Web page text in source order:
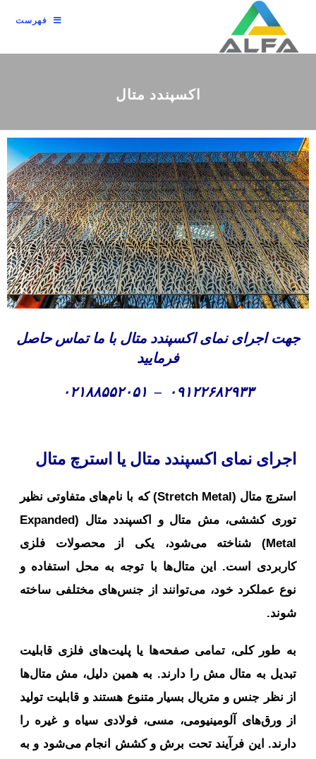
فهرست
اکسپندد متال
جهت اجرای نمای اکسپندد متال با ما تماس حاصل
فرمایید
۰۹۱۲۲۶۸۲۹۳۳ – ۰۲۱۸۸۵۵۲۰۵۱
اجرای نمای اکسپندد متال یا استرچ متال
استرچ متال (Stretch Metal) که با نام‌های متفاوتی نظیر
توری کششی، مش متال و اکسپندد متال (Expanded
Metal) شناخته می‌شود، یکی از محصولات فلزی
کاربردی است. این متال‌ها با توجه به محل استفاده و
نوع عملکرد خود، می‌توانند از جنس‌های مختلفی ساخته
شوند.
به طور کلی، تمامی صفحه‌ها یا پلیت‌های فلزی قابلیت
تبدیل به متال مش را دارند. به همین دلیل، مش متال‌ها
از نظر جنس و متریال بسیار متنوع هستند و قابلیت تولید
از ورق‌های آلومینیومی، مسی، فولادی سیاه و غیره را
دارند. این فرآیند تحت برش و کشش انجام می‌شود و به